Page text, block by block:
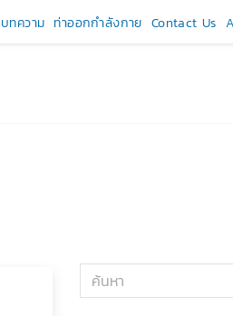
บทความ ท่าออกกำลังกาย Contact Us